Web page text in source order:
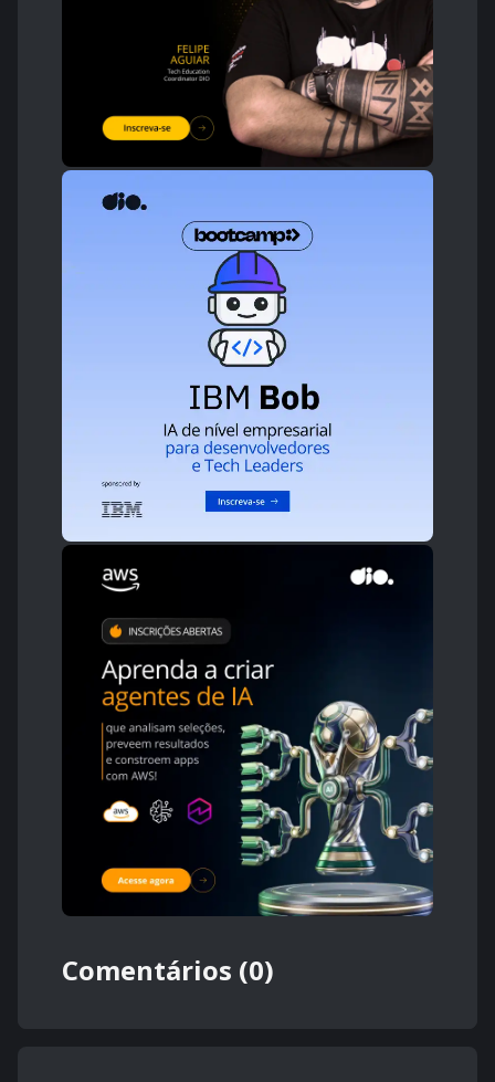
Comentários (0)